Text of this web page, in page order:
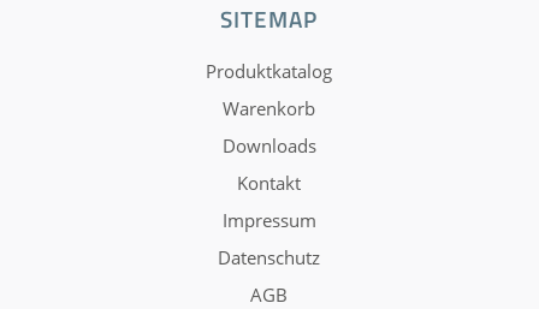
SITEMAP
Produktkatalog
Warenkorb
Downloads
Kontakt
Impressum
Datenschutz
AGB